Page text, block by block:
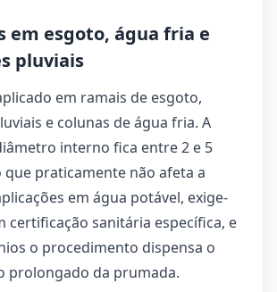
em esgoto, água fria e
pluviais
em ramais de esgoto,
e colunas de água fria. A
interno fica entre 2 e 5
praticamente não afeta a
em água potável, exige-
certificação sanitária específica, e
o procedimento dispensa o
prolongado da prumada.